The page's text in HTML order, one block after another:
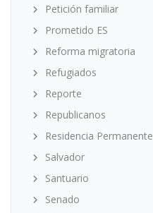
Petición familiar
Prometido ES
Reforma migratoria
Refugiados
Reporte
Republicanos
Residencia Permanente
Salvador
Santuario
Senado